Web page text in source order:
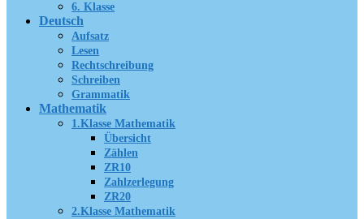
6. Klasse
Deutsch
Aufsatz
Lesen
Rechtschreibung
Schreiben
Grammatik
Mathematik
1.Klasse Mathematik
Übersicht
Zählen
ZR10
Zahlzerlegung
ZR20
2.Klasse Mathematik